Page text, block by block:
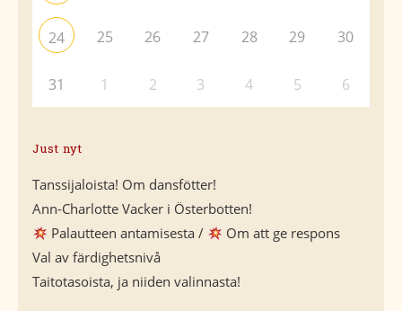
24 25 26 27 28 29 30
31 1 2 3 4 5 6
Just nyt
Tanssijaloista! Om dansfötter!
Ann-Charlotte Vacker i Österbotten!
Palautteen antamisesta /
Om att ge respons
Val av färdighetsnivå
Taitotasoista, ja niiden valinnasta!